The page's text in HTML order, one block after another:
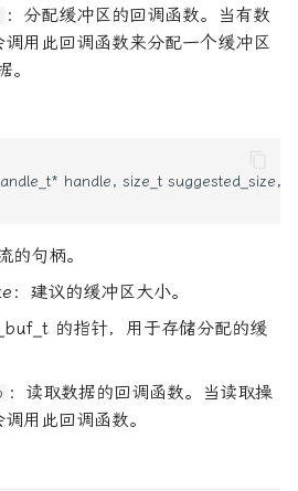
：分配缓冲区的回调函数。当有数
用此回调函数来分配一个缓冲区
。
handle, size_t suggested_size,
的句柄。
：建议的缓冲区大小。
的指针，用于存储分配的缓
：读取数据的回调函数。当读取操
用此回调函数。